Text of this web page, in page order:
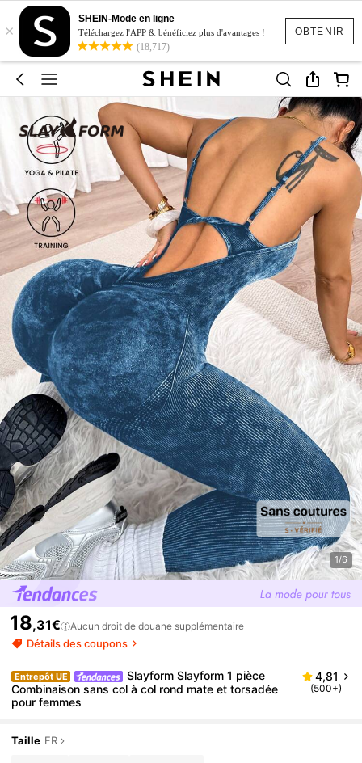
OBTENIR
×
SHEIN-Mode en ligne
Téléchargez l'APP & bénéficiez plus d'avantages !
(18,717)
1/6
18,31€ Aucun droit de douane supplémentaire
Détails des coupons
Entrepôt UE
Slayform Slayform 1 pièce
Combinaison sans col à col rond mate et torsadée
pour femmes
4,81
(500+)
Taille FR